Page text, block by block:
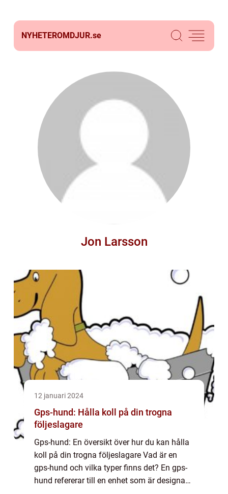
NYHETEROMDJUR.se
Jon Larsson
12 januari 2024
Gps-hund: Hålla koll på din trogna
följeslagare
Gps-hund: En översikt över hur du kan hålla
koll på din trogna följeslagare Vad är en
gps-hund och vilka typer finns det? En gps-
hund refererar till en enhet som är designad